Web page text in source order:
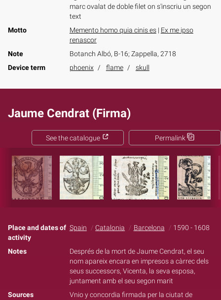
marc ovalat de doble filet on s'inscriu un segon
text
Motto
Memento homo quia cinis es| Ex me ipso
renascor
Note
Botanch Albó, B-16; Zappella, 2718
Device term
phoenix flame skull
Jaume Cendrat (Firma)
Permalink
See the catalogue
Place and dates of
activity
Spain Catalonia Barcelona 1590 - 1608
Notes
Després de la mort de Jaume Cendrat, el seu
nom apareix encara en impresos a càrrec dels
seus successors, Vicenta, la seva esposa,
juntament amb el seu segon marit
Sources
Vnio y concordia firmada per la ciutat de